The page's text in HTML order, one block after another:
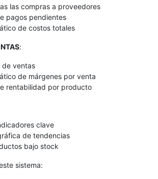
las compras a proveedores
pagos pendientes
de costos totales
:
de ventas
de márgenes por venta
rentabilidad por producto
clave
de tendencias
bajo stock
sistema: